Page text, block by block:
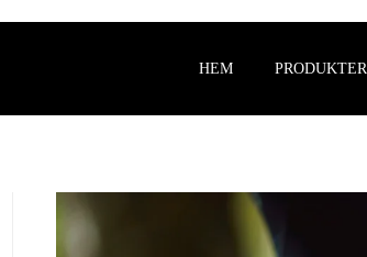
HEM PRODUKTER